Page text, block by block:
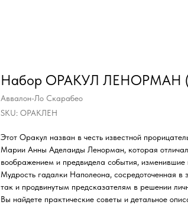
Набор ОРАКУЛ ЛЕНОРМАН
Аввалон-Ло Скарабео
SKU: ОРАКЛЕН
Этот Оракул назван в честь известной
Марии Анны Аделаиды Ленорман, которая
воображением и предвидела события,
Мудрость гадалки Наполеона, сосредоточенная
так и продвинутым предсказателям в решении
Вы найдете практические советы и детальное